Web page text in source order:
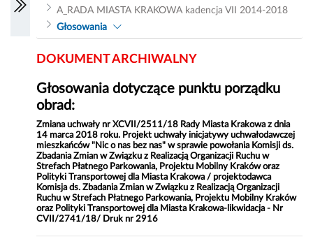
A_RADA MIASTA KRAKOWA kadencja VII 2014-2018
Głosowania
DOKUMENT ARCHIWALNY
Głosowania dotyczące punktu porządku
obrad:
Zmiana uchwały nr XCVII/2511/18 Rady Miasta Krakowa z dnia
14 marca 2018 roku. Projekt uchwały inicjatywy uchwałodawczej
mieszkańców "Nic o nas bez nas" w sprawie powołania Komisji ds.
Zbadania Zmian w Związku z Realizacją Organizacji Ruchu w
Strefach Płatnego Parkowania, Projektu Mobilny Kraków oraz
Polityki Transportowej dla Miasta Krakowa / projektodawca
Komisja ds. Zbadania Zmian w Związku z Realizacją Organizacji
Ruchu w Strefach Płatnego Parkowania, Projektu Mobilny Kraków
oraz Polityki Transportowej dla Miasta Krakowa-likwidacja - Nr
CVII/2741/18/ Druk nr 2916